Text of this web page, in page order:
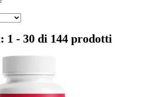
1 - 30 di 144 prodotti